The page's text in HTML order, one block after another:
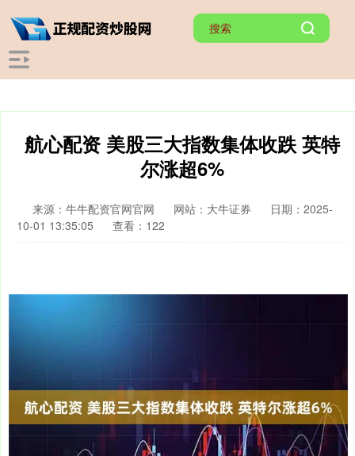
航心配资 美股三大指数集体收跌 英特
尔涨超6%
来源：牛牛配资官网官网 网站：大牛证券
日期：2025-
10-01 13:35:05
查看：122